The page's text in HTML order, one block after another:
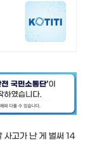
사고가 난 게 벌써 14